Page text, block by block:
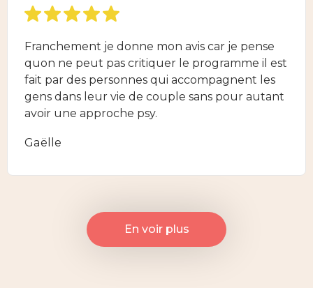
Franchement je donne mon avis car je pense
quon ne peut pas critiquer le programme il est
fait par des personnes qui accompagnent les
gens dans leur vie de couple sans pour autant
avoir une approche psy.
Gaëlle
En voir plus